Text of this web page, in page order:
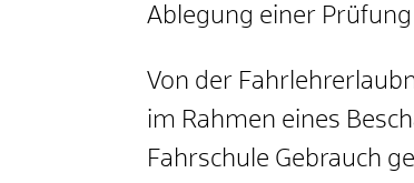
Ablegung einer
Von der
im Rahmen eines
Fahrschule Gebrauch